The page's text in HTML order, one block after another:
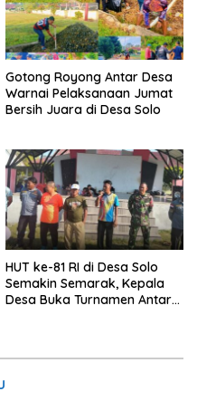
Gotong Royong Antar Desa
Warnai Pelaksanaan Jumat
Bersih Juara di Desa Solo
HUT ke-81 RI di Desa Solo
Semakin Semarak, Kepala
Desa Buka Turnamen Antar